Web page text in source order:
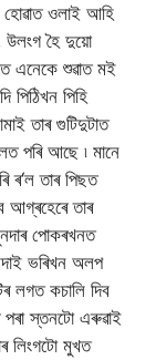
হোৱাত ওলাই আহি
উলংগ হৈ দুয়ো
এনেকে শুৱাত মই
পিঠিখন পিহি
তাৰ গুটিদুটাত
পৰি আছে ৷ মানে
ৰ‘ল তাৰ পিছত
আগ্ৰহেৰে তাৰ
পোকৰখনত
ভৰিখন অলপ
লগত কচালি দিব
পৰা স্তনটো এৰুৱাই
লিংগটো মুখত